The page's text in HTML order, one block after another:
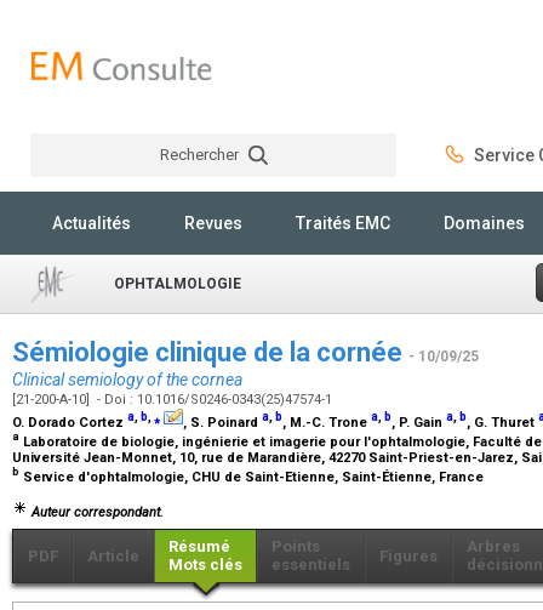
Rechercher Service
Actualités Revues Traités EMC Domaines
OPHTALMOLOGIE
Sémiologie clinique de la cornée - 10/09/25
Clinical semiology of the cornea
[21-200-A-10] - Doi : 10.1016/S0246-0343(25)47574-1
O. Dorado Cortez a, b,⁎ , S. Poinard a, b, M.-C. Trone a, b, P. Gain a, b, G. Thuret
a Laboratoire de biologie, ingénierie et imagerie pour l'ophtalmologie, Faculté
Université Jean-Monnet, 10, rue de Marandière, 42270 Saint-Priest-en-Jarez,
b Service d'ophtalmologie, CHU de Saint-Etienne, Saint-Étienne, France
Auteur correspondant.
PDF Article
Résumé
Mots clés
Points
essentiels
Figures
Arbres